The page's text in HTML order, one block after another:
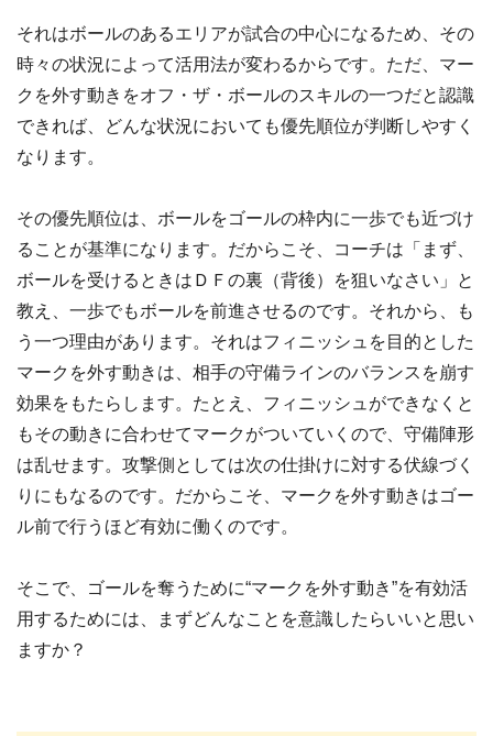
それはボールのあるエリアが試合の中心になるため、その
時々の状況によって活用法が変わるからです。ただ、マー
クを外す動きをオフ・ザ・ボールのスキルの一つだと認識
できれば、どんな状況においても優先順位が判断しやすく
なります。
その優先順位は、ボールをゴールの枠内に一歩でも近づけ
ることが基準になります。だからこそ、コーチは「まず、
ボールを受けるときはＤＦの裏（背後）を狙いなさい」と
教え、一歩でもボールを前進させるのです。それから、も
う一つ理由があります。それはフィニッシュを目的とした
マークを外す動きは、相手の守備ラインのバランスを崩す
効果をもたらします。たとえ、フィニッシュができなくと
もその動きに合わせてマークがついていくので、守備陣形
は乱せます。攻撃側としては次の仕掛けに対する伏線づく
りにもなるのです。だからこそ、マークを外す動きはゴー
ル前で行うほど有効に働くのです。
そこで、ゴールを奪うために“マークを外す動き”を有効活
用するためには、まずどんなことを意識したらいいと思い
ますか？